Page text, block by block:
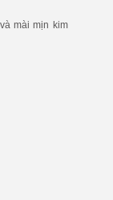
mài mịn kim